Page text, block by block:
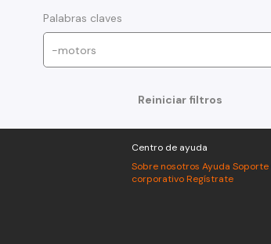
Foton
American Motors
Palabras claves
Reiniciar filtros
Centro de ayuda
Sobre nosotros Ayuda Soporte
corporativo Regístrate